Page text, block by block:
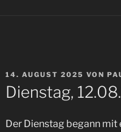
VERÖFFENTLICHT
AM
14. AUGUST 2025 VON
Dienstag,
Der Dienstag begann mit